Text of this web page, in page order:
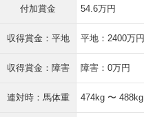
付加賞金 54.6万円
収得賞金：平地 平地：2400万円
収得賞金：障害 障害：0万円
連対時：馬体重 474kg 〜 488kg